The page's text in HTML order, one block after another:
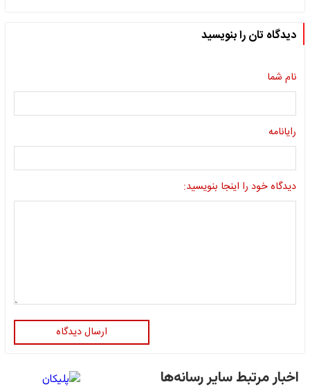
دیدگاه تان را بنویسید
نام شما
رایانامه
دیدگاه خود را اینجا بنویسید:
ارسال دیدگاه